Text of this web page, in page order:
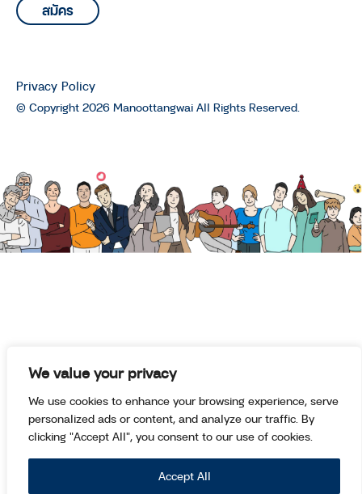
We value your privacy
We use cookies to enhance your browsing experience, serve
personalized ads or content, and analyze our traffic. By
clicking "Accept All", you consent to our use of cookies.
Accept All
THE O IDOL
season 1
THE O IDOL
“พ่อใหญ่อำไพ” รถส้มตำตุ๊กตุ๊กสีแดง
อ.ห้วยราช จ.บุรีรัมย์ ปราชญ์ชาวบ้าน
season 1
THE O IDOL
ภูผาตาดโฮมสเตย์ของ “ลุงหมึก”
© Copyright 2026 Manoottangwai All Rights Reserved.
Privacy Policy